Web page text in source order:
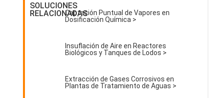
SOLUCIONES
RELACIONADASCaptación Puntual de Vapores en
Dosificación Química >
Insuflación de Aire en Reactores
Biológicos y Tanques de Lodos >
Extracción de Gases Corrosivos en
Plantas de Tratamiento de Aguas >